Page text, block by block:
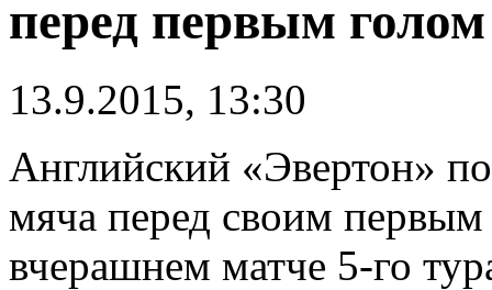
перед первым
13.9.2015, 13:30
Английский «Эвертон»
мяча перед своим
вчерашнем матче 5-го